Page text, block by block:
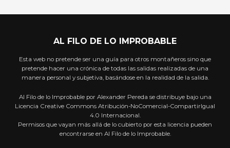
AL FILO DE LO IMPROBABLE
Esta web no pretende ser una guía para otros montañeros sino que
pretende hacer una crónica de todas las salidas realizadas de una
manera personal y subjetiva, basándose en la realidad de la salida.
Al Filo de lo Improbable por Alexander Pereda se distribuye bajo una
Licencia Creative Commons Atribución-NoComercial-CompartirIgual
4.0 Internacional.
Permisos que vayan más allá de lo cubierto por esta licencia pueden
encontrarse en Al Filo de lo Improbable.